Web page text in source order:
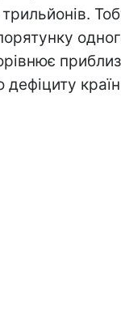
дефіциту